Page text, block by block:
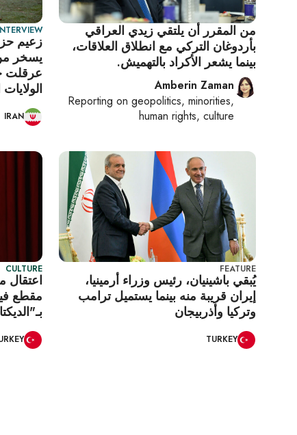
من المقرر أن يلتقي زيدي العراقي
بأردوغان التركي مع انطلاق العلاقات،
بينما يشعر الأكراد بالتهميش.
Amberin Zaman
Reporting on geopolitics, minorities,
human rights, culture
زعيم
يسخر
عرقلت
IRAN
FEATURE
يُبقي باشينيان، رئيس وزراء أرمينيا،
إيران قريبة منه بينما يستميل ترامب
وتركيا وأذربيجان
TURKEY
CULTURE
اعتقال
مقطع